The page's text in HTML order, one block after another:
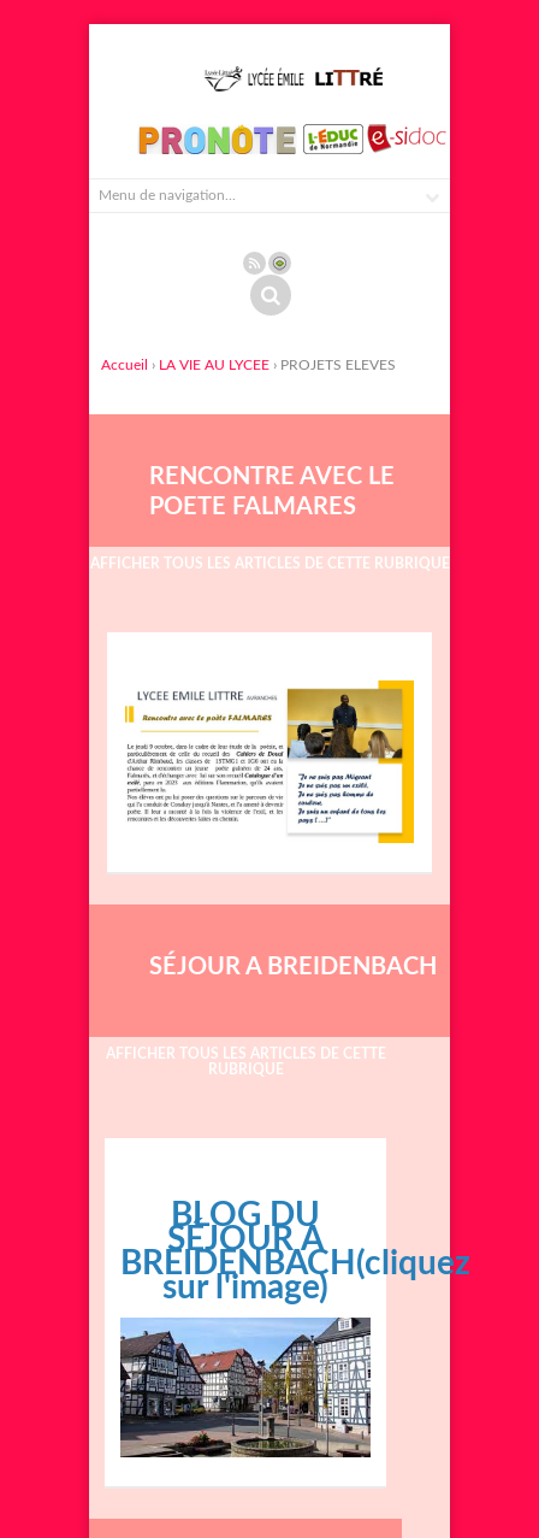
Accueil › LA VIE AU LYCEE › PROJETS ELEVES
RENCONTRE AVEC LE
POETE FALMARES
AFFICHER TOUS LES ARTICLES DE CETTE RUBRIQUE
SÉJOUR A BREIDENBACH
AFFICHER TOUS LES ARTICLES DE CETTE
RUBRIQUE
BLOG DU
SÉJOUR A
BREIDENBACH(cliquez
sur l'image)